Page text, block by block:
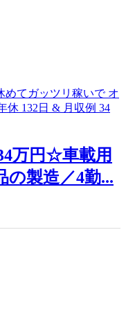
万円☆車載用
の製造／4勤...